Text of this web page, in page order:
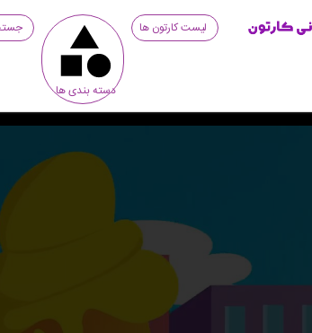
لیست کارتون ها
دسته بندی ها